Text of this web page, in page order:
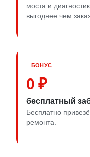
моста и
выгоднее чем
БОНУС
0 ₽
бесплатный
Бесплатно
ремонта.